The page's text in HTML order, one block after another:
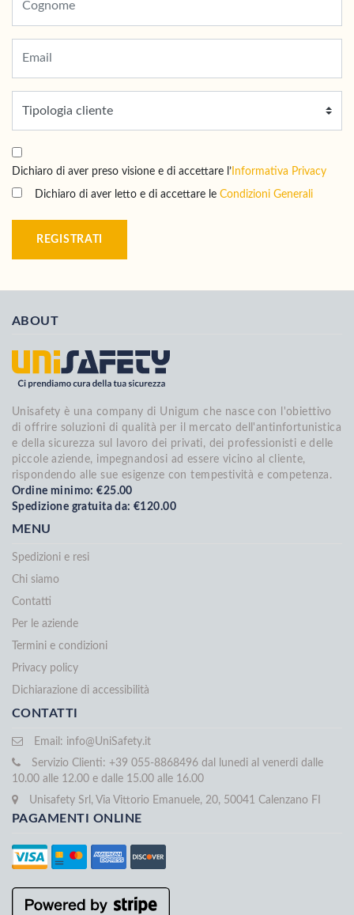
Dichiaro di aver preso visione e di accettare l’ Informativa Privacy
Dichiaro di aver letto e di accettare le Condizioni Generali
REGISTRATI
ABOUT
Unisafety è una company di Unigum che nasce con l'obiettivo
di offrire soluzioni di qualità per il mercato dell'antinfortunistica
e della sicurezza sul lavoro dei privati, dei professionisti e delle
piccole aziende, impegnandosi ad essere vicino al cliente,
rispondendo alle sue esigenze con tempestività e competenza.
Ordine minimo: €25.00
Spedizione gratuita da: €120.00
MENU
Spedizioni e resi
Chi siamo
Contatti
Per le aziende
Termini e condizioni
Privacy policy
Dichiarazione di accessibilità
CONTATTI
Email: info@UniSafety.it
Servizio Clienti: +39 055-8868496 dal lunedi al venerdi dalle
10.00 alle 12.00 e dalle 15.00 alle 16.00
Unisafety Srl, Via Vittorio Emanuele, 20, 50041 Calenzano FI
PAGAMENTI ONLINE